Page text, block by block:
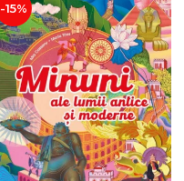
-15%